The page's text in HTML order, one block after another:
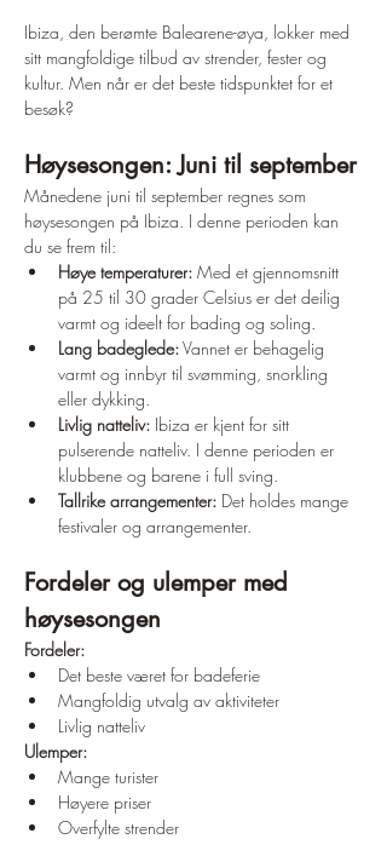
Ibiza, den berømte Balearene-øya, lokker med
sitt mangfoldige tilbud av strender, fester og
kultur. Men når er det beste tidspunktet for et
besøk?
Høysesongen: Juni til september
Månedene juni til september regnes som
høysesongen på Ibiza. I denne perioden kan
du se frem til:
Høye temperaturer: Med et gjennomsnitt
på 25 til 30 grader Celsius er det deilig
varmt og ideelt for bading og soling.
Lang badeglede: Vannet er behagelig
varmt og innbyr til svømming, snorkling
eller dykking.
Livlig natteliv: Ibiza er kjent for sitt
pulserende natteliv. I denne perioden er
klubbene og barene i full sving.
Tallrike arrangementer: Det holdes mange
festivaler og arrangementer.
Fordeler og ulemper med
høysesongen
Fordeler:
Det beste været for badeferie
Mangfoldig utvalg av aktiviteter
Livlig natteliv
Ulemper:
Mange turister
Høyere priser
Overfylte strender